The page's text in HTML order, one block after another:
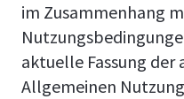
im Zusammenhang
aktuelle Fassung
Allgemeinen